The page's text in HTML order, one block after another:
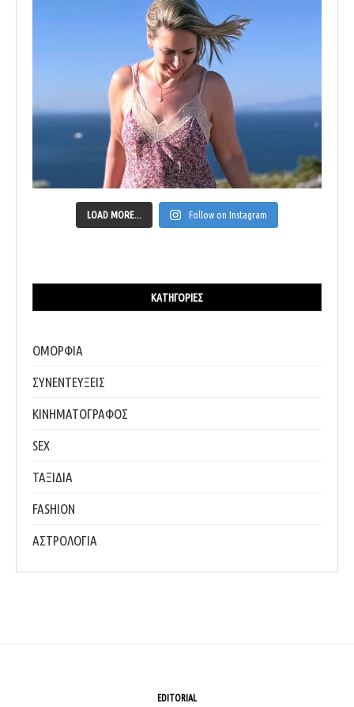
LOAD MORE... Follow on Instagram
ΚΑΤΗΓΟΡΊΕΣ
ΟΜΟΡΦΙΑ
ΣΥΝΕΝΤΕΥΞΕΙΣ
ΚΙΝΗΜΑΤΟΓΡΑΦΟΣ
SEX
ΤΑΞΙΔΙΑ
FASHION
ΑΣΤΡΟΛΟΓΙΑ
EDITORIAL